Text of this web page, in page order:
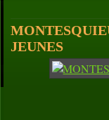
JEUNES